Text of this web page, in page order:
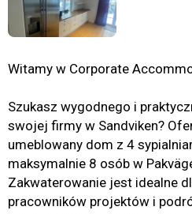
Witamy w Corporate
Szukasz wygodnego i
swojej firmy w Sandviken?
umeblowany dom z 4
maksymalnie 8 osób w
Zakwaterowanie jest idealne
pracowników projektów i